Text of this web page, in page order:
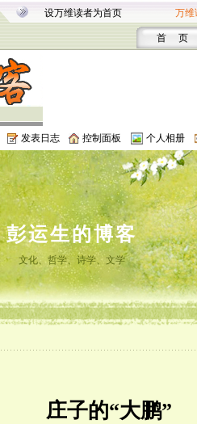
设万维读者为首页 万维
首 页
发表日志 控制面板 个人相册
彭运生的博客
文化、哲学、诗学、文学
庄子的“大鹏”